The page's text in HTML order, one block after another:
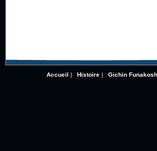
Accueil | Histoire| Gichin